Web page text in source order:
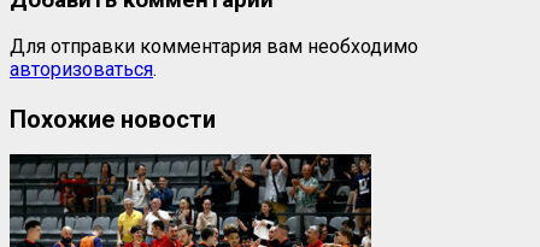
Для отправки комментария вам необходимо
авторизоваться.
Похожие новости